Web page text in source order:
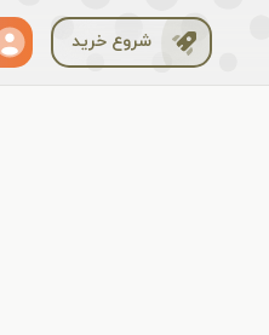
شروع خرید